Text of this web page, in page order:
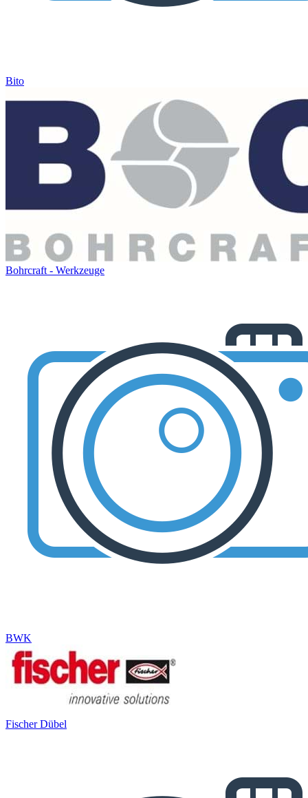
Bito
Bohrcraft - Werkzeuge
BWK
Fischer Dübel